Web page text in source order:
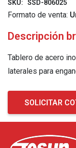
SKU: SSD-806025
Formato de venta:
Descripción
Tablero de acero
laterales para
SOLICITAR